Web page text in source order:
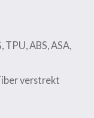
ABS, ASA,
verstrekt